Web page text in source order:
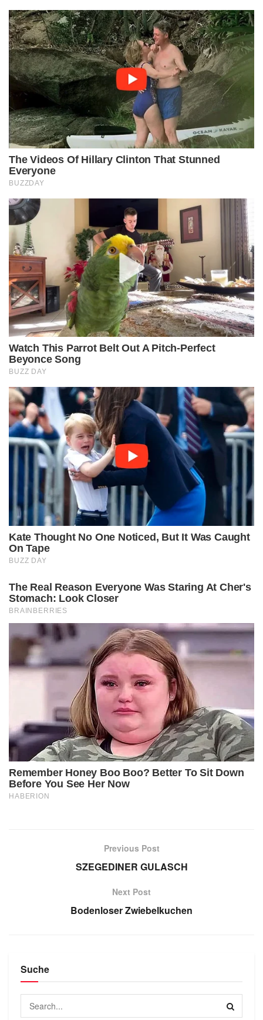
Previous Post
SZEGEDINER GULASCH
Next Post
Bodenloser Zwiebelkuchen
Suche